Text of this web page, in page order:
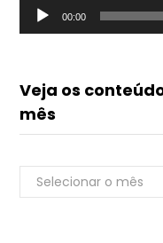
00:00
Veja os
mês
Veja
os